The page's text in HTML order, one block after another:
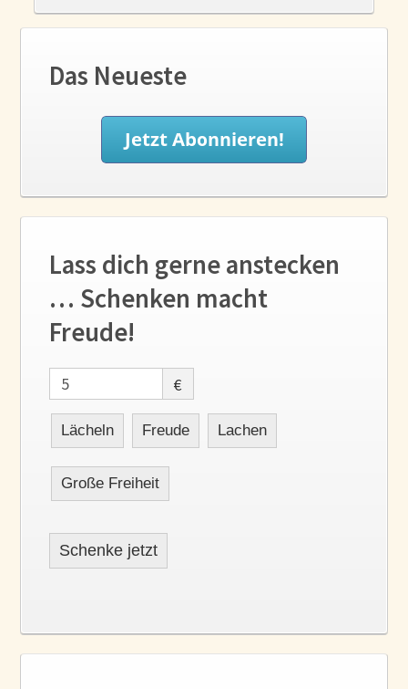
Das Neueste
Lass dich gerne anstecken
… Schenken macht
Freude!
€
Lächeln Freude Lachen
Große Freiheit
Schenke jetzt